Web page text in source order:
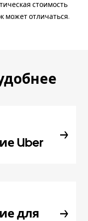
стоимость
может отличаться.
Uber
для